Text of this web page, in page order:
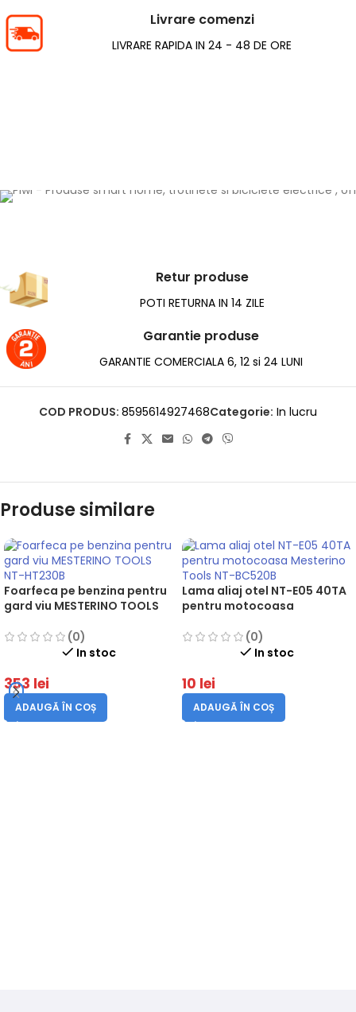
Livrare comenzi
LIVRARE RAPIDA IN 24 - 48 DE ORE
Retur produse
POTI RETURNA IN 14 ZILE
Garantie produse
GARANTIE COMERCIALA 6, 12 si 24 LUNI
COD PRODUS: 8595614927468Categorie: In lucru
Produse similare
Foarfeca pe benzina pentru
gard viu MESTERINO TOOLS
cilindree 22.5 cm3, putere
0.9 cai, lungime taiere 46 cm
(0)
In stoc
353 lei
ADAUGĂ ÎN COȘ
Lama aliaj otel NT-E05 40TA
pentru motocoasa
(0)
In stoc
10 lei
ADAUGĂ ÎN COȘ